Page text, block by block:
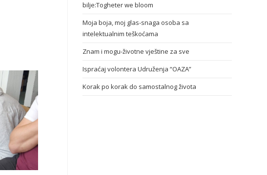
bilje:Togheter we bloom
Moja boja, moj glas-snaga osoba sa
intelektualnim teškoćama
Znam i mogu-životne vještine za sve
Ispraćaj volontera Udruženja “OAZA”
Korak po korak do samostalnog života